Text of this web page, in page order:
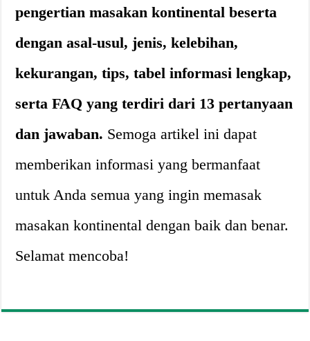
pengertian masakan kontinental beserta
dengan asal-usul, jenis, kelebihan,
kekurangan, tips, tabel informasi lengkap,
serta FAQ yang terdiri dari 13 pertanyaan
dan jawaban. Semoga artikel ini dapat
memberikan informasi yang bermanfaat
untuk Anda semua yang ingin memasak
masakan kontinental dengan baik dan benar.
Selamat mencoba!